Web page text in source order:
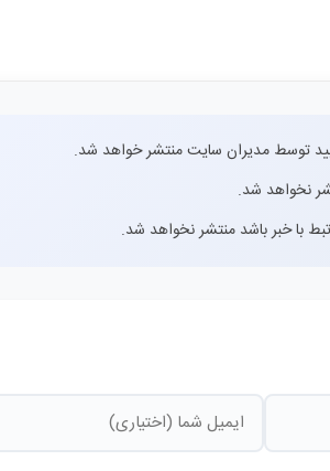
توسط مدیران سایت منتشر خواهد شد.
نخواهد شد.
با خبر باشد منتشر نخواهد شد.